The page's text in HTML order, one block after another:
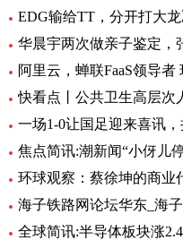
阿里云，蝉联FaaS领导者
快看点丨公共卫生高层次
环球观察：蔡徐坤的商业
海子铁路网论坛华东_海
全球简讯:半导体板块涨